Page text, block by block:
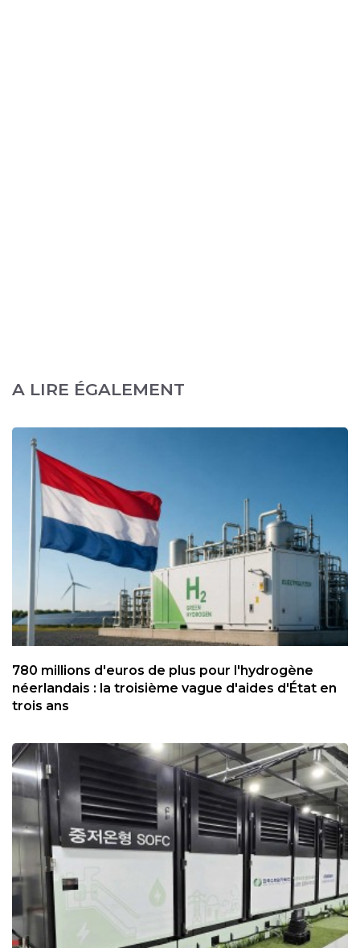
A LIRE ÉGALEMENT
780 millions d'euros de plus pour l'hydrogène
néerlandais : la troisième vague d'aides d'État en
trois ans